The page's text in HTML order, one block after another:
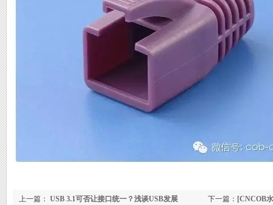
下一篇： [CNCOB
上一篇： USB 3.1可否让接口统一？浅谈USB发展